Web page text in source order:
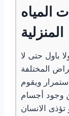
المياه
المنزلية
باول حتى لا
ويقوم
وجود أجسام
تؤذى الانسان